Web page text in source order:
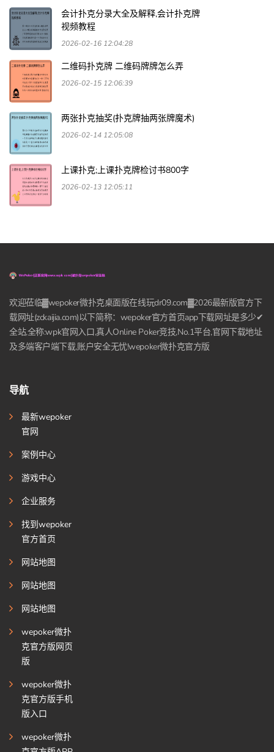
会计扑克分录大全及解释,会计扑克牌
视频教程
2026-02-16 12:04:28
二维码扑克牌 二维码牌牌怎么弄
2026-02-15 12:06:39
两张扑克抽奖(扑克牌抽两张牌魔术)
2026-02-14 12:05:08
上课扑克;上课扑克牌检讨书800字
2026-02-13 12:05:11
欢迎莅临▓wepoker微扑克桌面版在线玩dr09.com▓2026最新版官方下
载网址(zckaijia.com)以下简称：wepoker官方首页app下载网址是多少✔
全站,全称:wpk官网入口,真人Online Poker竞技,No.1平台,官网下载地址
及多端客户端下载,账户安全无忧!wepoker微扑克官方版
导航
最新wepoker
官网
案例中心
游戏中心
企业服务
找到wepoker
官方首页
网站地图
网站地图
网站地图
wepoker微扑
克官方版网页
版
wepoker微扑
克官方版手机
版入口
wepoker微扑